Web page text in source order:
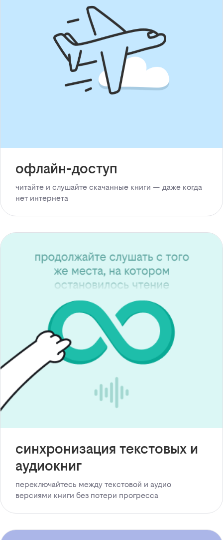
офлайн-доступ
читайте и слушайте скачанные книги — даже когда
нет интернета
синхронизация текстовых и
аудиокниг
переключайтесь между текстовой и аудио
версиями книги без потери прогресса